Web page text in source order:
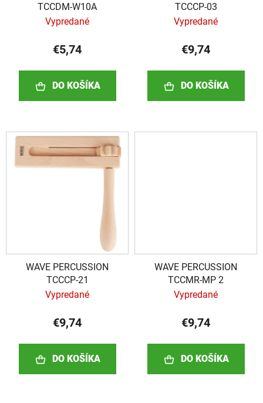
TCCDM-W10A
Vypredané
€5,74
DO KOŠÍKA
TCCCP-03
Vypredané
€9,74
DO KOŠÍKA
WAVE PERCUSSION
TCCCP-21
Vypredané
€9,74
DO KOŠÍKA
WAVE PERCUSSION
TCCMR-MP 2
Vypredané
€9,74
DO KOŠÍKA